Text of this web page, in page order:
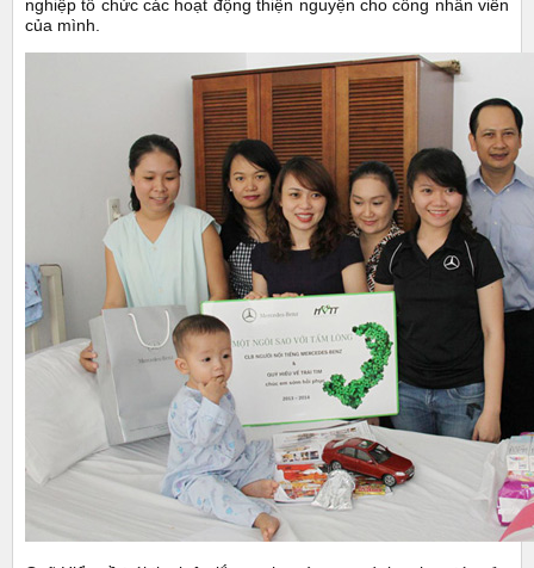
nghiệp tổ chức các hoạt động thiện nguyện cho công nhân viên
của mình.